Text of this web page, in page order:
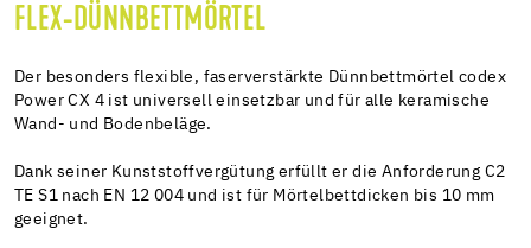
FLEX-DÜNNBETTMÖRTEL
Der besonders flexible, faserverstärkte Dünnbettmörtel codex
Power CX 4 ist universell einsetzbar und für alle keramische
Wand- und Bodenbeläge.
Dank seiner Kunststoffvergütung erfüllt er die Anforderung C2
TE S1 nach EN 12 004 und ist für Mörtelbettdicken bis 10 mm
geeignet.